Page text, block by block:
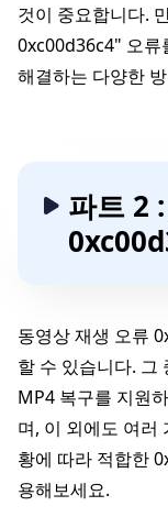
것이 중요합니다.
0xc00d36c4" 오류
해결하는 다양한
파트 2
동영상 재생 오류
할 수 있습니다. 그
MP4 복구를 지원
며, 이 외에도 여러
황에 따라 적합한
용해보세요.